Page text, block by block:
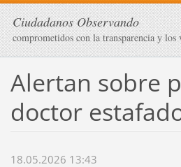
Ciudadanos Observando
comprometidos con la transparencia y los
Alertan sobre
doctor
18.05.2026 13:43